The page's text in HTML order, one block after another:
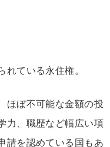
ている永住権。
ほぼ不可能な金額の投
力、職歴など幅広い項
請を認めている国もあ